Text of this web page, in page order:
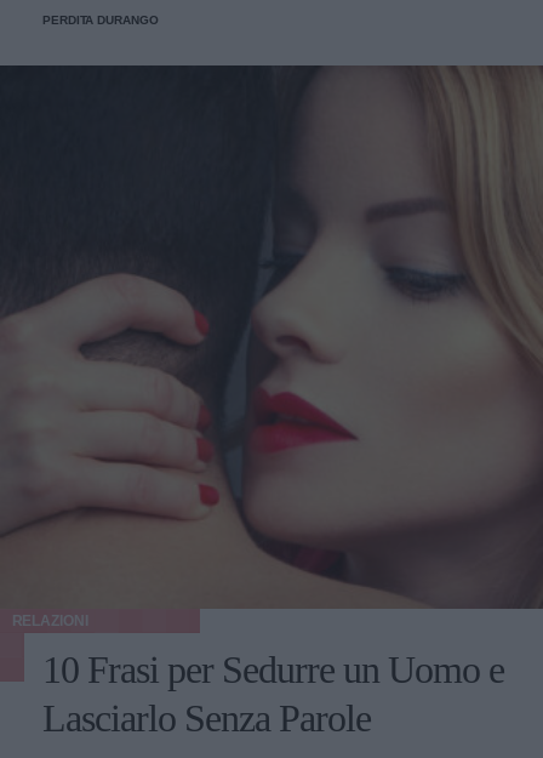
PERDITA DURANGO
RELAZIONI
10 Frasi per Sedurre un Uomo e
Lasciarlo Senza Parole